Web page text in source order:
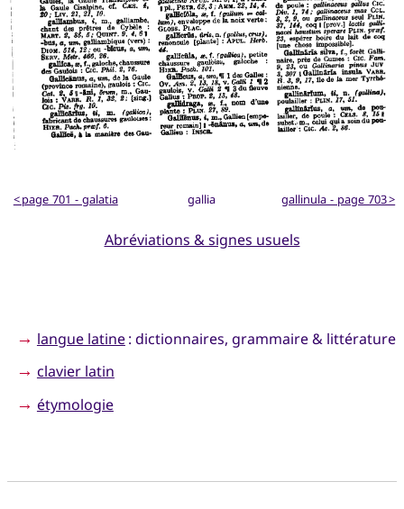
< page 701 - galatia gallia gallinula - page 703 >
Abréviations & signes usuels
→ langue latine: dictionnaires, grammaire & littérature
→ clavier latin
→ étymologie